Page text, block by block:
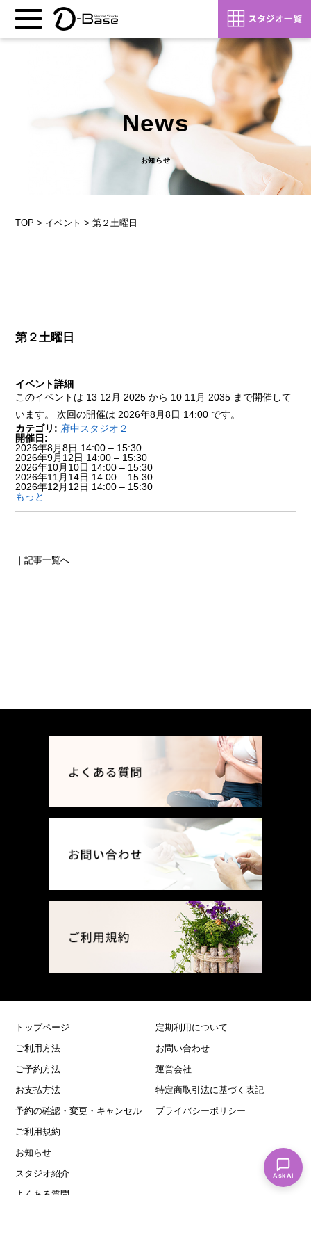
News
お知らせ
TOP > イベント >第２土曜日
第２土曜日
イベント詳細
このイベントは 13 12月 2025 から 10 11月 2035 まで開催して
います。 次回の開催は 2026年8月8日 14:00 です。
カテゴリ: 府中スタジオ２
開催日:
2026年8月8日 14:00 – 15:30
2026年9月12日 14:00 – 15:30
2026年10月10日 14:00 – 15:30
2026年11月14日 14:00 – 15:30
2026年12月12日 14:00 – 15:30
もっと
｜記事一覧へ
トップページ
ご利用方法
ご予約方法
お支払方法
予約の確認・変更・キャンセル
ご利用規約
お知らせ
スタジオ紹介
よくある質問
定期利用について
お問い合わせ
運営会社
特定商取引法に基づく表記
プライバシーポリシー
Ask AI